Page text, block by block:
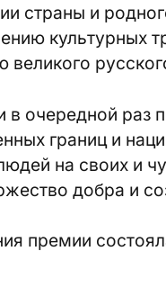
страны и
великого
в очередной раз
границ и
на своих и
добра и
премии